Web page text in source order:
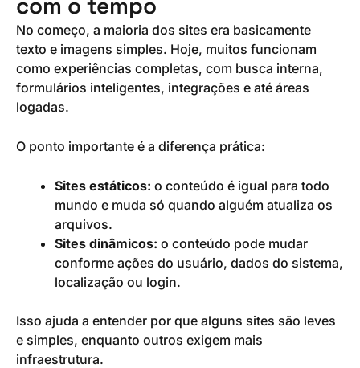
No começo, a maioria dos sites era basicamente
texto e imagens simples. Hoje, muitos funcionam
como experiências completas, com busca interna,
formulários inteligentes, integrações e até áreas
logadas.
O ponto importante é a diferença prática:
Sites estáticos: o conteúdo é igual para todo
mundo e muda só quando alguém atualiza os
arquivos.
Sites dinâmicos: o conteúdo pode mudar
conforme ações do usuário, dados do sistema,
localização ou login.
Isso ajuda a entender por que alguns sites são leves
e simples, enquanto outros exigem mais
infraestrutura.